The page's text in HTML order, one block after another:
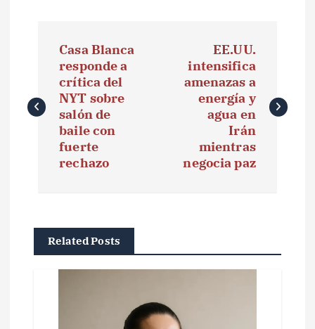
v
e
ó
Casa Blanca
responde a
crítica del
NYT sobre
salón de
baile con
fuerte
rechazo
EE.UU.
intensifica
amenazas a
energía y
agua en
Irán
mientras
negocia paz
Related Posts